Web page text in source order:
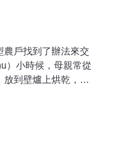
農戶找到了辦法來交
）小時候，母親常從
到壁爐上烘乾，以
」如今已經54歲的
的大多是化肥這種